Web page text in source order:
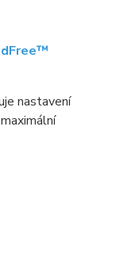
nastavení